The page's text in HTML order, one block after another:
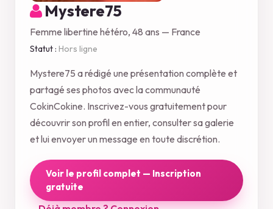
Mystere75
Femme libertine hétéro, 48 ans — France
Statut : Hors ligne
Mystere75 a rédigé une présentation complète et
partagé ses photos avec la communauté
CokinCokine. Inscrivez-vous gratuitement pour
découvrir son profil en entier, consulter sa galerie
et lui envoyer un message en toute discrétion.
Voir le profil complet — Inscription
gratuite